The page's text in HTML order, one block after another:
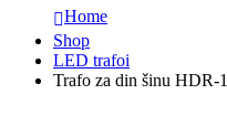
Home
Shop
LED trafoi
Trafo za din šinu HDR-